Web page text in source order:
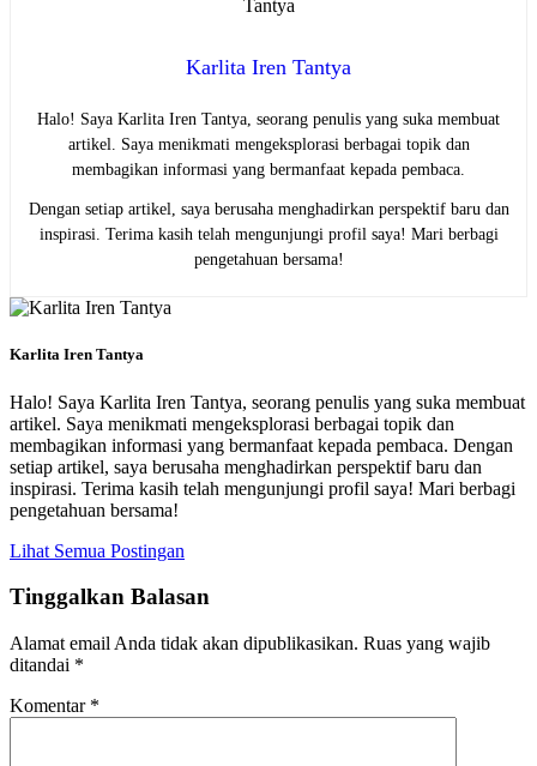
Karlita Iren Tantya
Halo! Saya Karlita Iren Tantya, seorang penulis yang suka membuat
artikel. Saya menikmati mengeksplorasi berbagai topik dan
membagikan informasi yang bermanfaat kepada pembaca.
Dengan setiap artikel, saya berusaha menghadirkan perspektif baru dan
inspirasi. Terima kasih telah mengunjungi profil saya! Mari berbagi
pengetahuan bersama!
Karlita Iren Tantya
Halo! Saya Karlita Iren Tantya, seorang penulis yang suka membuat
artikel. Saya menikmati mengeksplorasi berbagai topik dan
membagikan informasi yang bermanfaat kepada pembaca. Dengan
setiap artikel, saya berusaha menghadirkan perspektif baru dan
inspirasi. Terima kasih telah mengunjungi profil saya! Mari berbagi
pengetahuan bersama!
Lihat Semua Postingan
Tinggalkan Balasan
Alamat email Anda tidak akan dipublikasikan. Ruas yang wajib
ditandai *
Komentar *